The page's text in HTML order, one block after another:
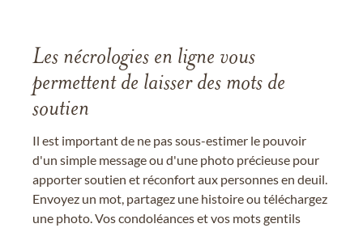
Les nécrologies en ligne vous
permettent de laisser des mots de
soutien
Il est important de ne pas sous-estimer le pouvoir
d'un simple message ou d'une photo précieuse pour
apporter soutien et réconfort aux personnes en deuil.
Envoyez un mot, partagez une histoire ou téléchargez
une photo. Vos condoléances et vos mots gentils